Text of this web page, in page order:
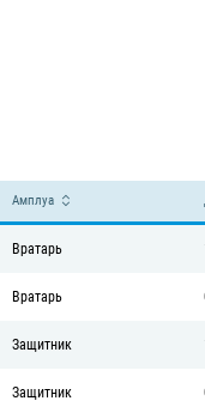
Амплуа
Вратарь
Вратарь
Защитник
Защитник